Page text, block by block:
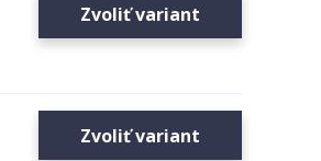
Zvoliť variant
Zvoliť variant